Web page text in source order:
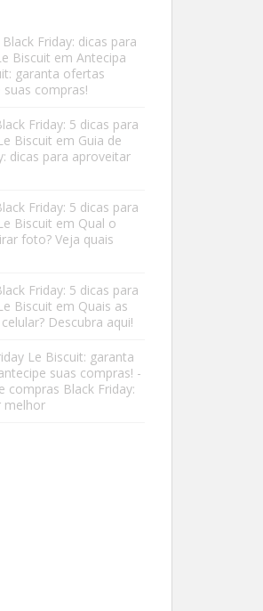
Friday: dicas para
Biscuit em Antecipa
garanta ofertas
suas compras!
Friday: 5 dicas para
Biscuit em Guia de
dicas para aproveitar
Friday: 5 dicas para
Biscuit em Qual o
foto? Veja quais
Friday: 5 dicas para
Biscuit em Quais as
Descubra aqui!
Le Biscuit: garanta
suas compras! -
compras Black Friday:
melhor